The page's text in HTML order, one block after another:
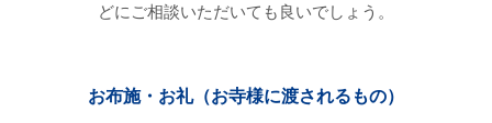
どにご相談いただいても良いでしょう。
お布施・お礼（お寺様に渡されるもの）